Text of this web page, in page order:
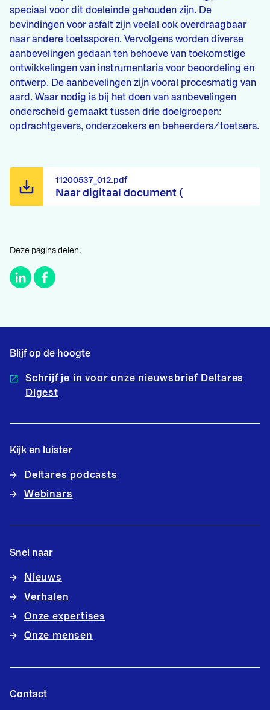
speciaal voor dit doeleinde gehouden zijn. De
bevindingen voor asfalt zijn veelal ook overdraagbaar
naar andere toetssporen. Vervolgens worden diverse
aanbevelingen gedaan ten behoeve van toekomstige
ontwikkelingen van instrumentaria voor beoordeling en
ontwerp. De aanbevelingen zijn vooral procesmatig van
aard. Waar nodig is bij het doen van aanbevelingen
onderscheid gemaakt tussen drie doelgroepen:
opdrachtgevers, onderzoekers en beheerders/toetsers.
Naar digitaal document (
11200537_012.pdf
Deze pagina delen.
Blijf op de hoogte
Schrijf je in voor onze nieuwsbrief Deltares
Digest
Kijk en luister
Deltares podcasts
Webinars
Snel naar
Nieuws
Verhalen
Onze expertises
Onze mensen
Contact